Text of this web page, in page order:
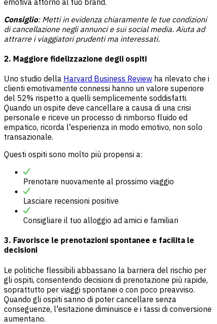
Consiglio: Metti in evidenza chiaramente le tue condizioni
di cancellazione negli annunci e sui social media. Aiuta ad
attrarre i viaggiatori prudenti ma interessati.
2. Maggiore fidelizzazione degli ospiti
Uno studio della Harvard Business Review ha rilevato che i
clienti emotivamente connessi hanno un valore superiore
del 52% rispetto a quelli semplicemente soddisfatti.
Quando un ospite deve cancellare a causa di una crisi
personale e riceve un processo di rimborso fluido ed
empatico, ricorda l'esperienza in modo emotivo, non solo
transazionale.
Questi ospiti sono molto più propensi a:
Prenotare nuovamente al prossimo viaggio
Lasciare recensioni positive
Consigliare il tuo alloggio ad amici e familiari
3. Favorisce le prenotazioni spontanee e facilita le
decisioni
Le politiche flessibili abbassano la barriera del rischio per
gli ospiti, consentendo decisioni di prenotazione più rapide,
soprattutto per viaggi spontanei o con poco preavviso.
Quando gli ospiti sanno di poter cancellare senza
conseguenze, l'esitazione diminuisce e i tassi di conversione
aumentano.